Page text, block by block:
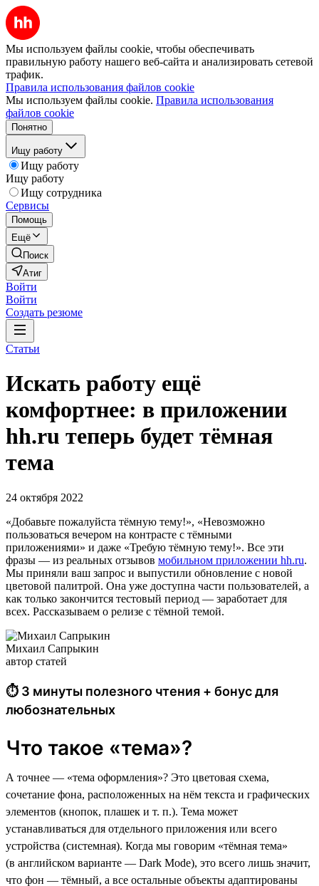
Мы используем файлы cookie, чтобы обеспечивать
правильную работу нашего веб-сайта и анализировать сетевой
трафик.
Правила использования файлов cookie
Мы используем файлы cookie. Правила использования
файлов cookie
Понятно
Ищу работу
Ищу работу
Ищу работу
Ищу сотрудника
Сервисы
Помощь
Ещё
Поиск
Атиг
Войти
Войти
Создать резюме
Статьи
Искать работу ещё
комфортнее: в приложении
hh.ru теперь будет тёмная
тема
24 октября 2022
«Добавьте пожалуйста тёмную тему!», «Невозможно
пользоваться вечером на контрасте с тёмными
приложениями» и даже «Требую тёмную тему!». Все эти
фразы — из реальных отзывов мобильном приложении hh.ru.
Мы приняли ваш запрос и выпустили обновление с новой
цветовой палитрой. Она уже доступна части пользователей, а
как только закончится тестовый период — заработает для
всех. Рассказываем о релизе с тёмной темой.
Михаил Сапрыкин
автор статей
⏱ 3 минуты полезного чтения + бонус для
любознательных
Что такое «тема»?
А точнее — «тема оформления»? Это цветовая схема,
сочетание фона, расположенных на нём текста и графических
элементов (кнопок, плашек и т. п.). Тема может
устанавливаться для отдельного приложения или всего
устройства (системная). Когда мы говорим «тёмная тема»
(в английском варианте — Dark Mode), это всего лишь значит,
что фон — тёмный, а все остальные объекты адаптированы